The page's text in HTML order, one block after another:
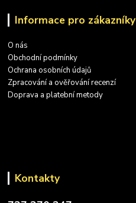
Informace pro zákazníky
O nás
Obchodní podmínky
Ochrana osobních údajů
Zpracování a ověřování recenzí
Doprava a platební metody
Kontakty